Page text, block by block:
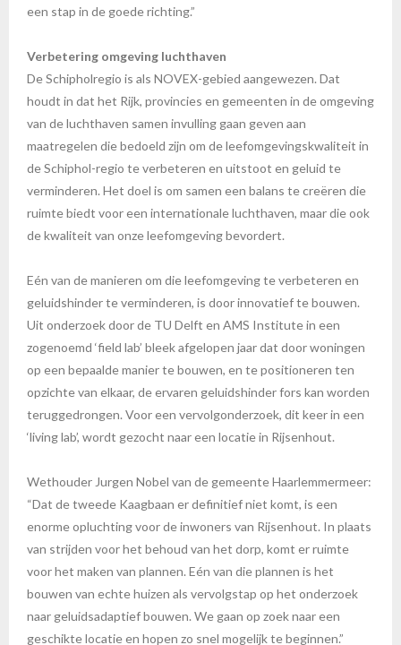
een stap in de goede richting.”
Verbetering omgeving luchthaven
De Schipholregio is als NOVEX-gebied aangewezen. Dat
houdt in dat het Rijk, provincies en gemeenten in de omgeving
van de luchthaven samen invulling gaan geven aan
maatregelen die bedoeld zijn om de leefomgevingskwaliteit in
de Schiphol-regio te verbeteren en uitstoot en geluid te
verminderen. Het doel is om samen een balans te creëren die
ruimte biedt voor een internationale luchthaven, maar die ook
de kwaliteit van onze leefomgeving bevordert.
Eén van de manieren om die leefomgeving te verbeteren en
geluidshinder te verminderen, is door innovatief te bouwen.
Uit onderzoek door de TU Delft en AMS Institute in een
zogenoemd ‘field lab’ bleek afgelopen jaar dat door woningen
op een bepaalde manier te bouwen, en te positioneren ten
opzichte van elkaar, de ervaren geluidshinder fors kan worden
teruggedrongen. Voor een vervolgonderzoek, dit keer in een
‘living lab’, wordt gezocht naar een locatie in Rijsenhout.
Wethouder Jurgen Nobel van de gemeente Haarlemmermeer:
“Dat de tweede Kaagbaan er definitief niet komt, is een
enorme opluchting voor de inwoners van Rijsenhout. In plaats
van strijden voor het behoud van het dorp, komt er ruimte
voor het maken van plannen. Eén van die plannen is het
bouwen van echte huizen als vervolgstap op het onderzoek
naar geluidsadaptief bouwen. We gaan op zoek naar een
geschikte locatie en hopen zo snel mogelijk te beginnen.”